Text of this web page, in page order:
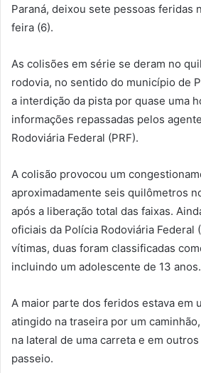
Paraná, deixou sete pessoas feridas
feira (6).
As colisões em série se deram no
rodovia, no sentido do município de
a interdição da pista por quase uma
informações repassadas pelos
Rodoviária Federal (PRF).
A colisão provocou um
aproximadamente seis quilômetros
após a liberação total das faixas.
oficiais da Polícia Rodoviária Federal
vítimas, duas foram classificadas
incluindo um adolescente de 13 anos.
A maior parte dos feridos estava em
atingido na traseira por um
na lateral de uma carreta e em
passeio.